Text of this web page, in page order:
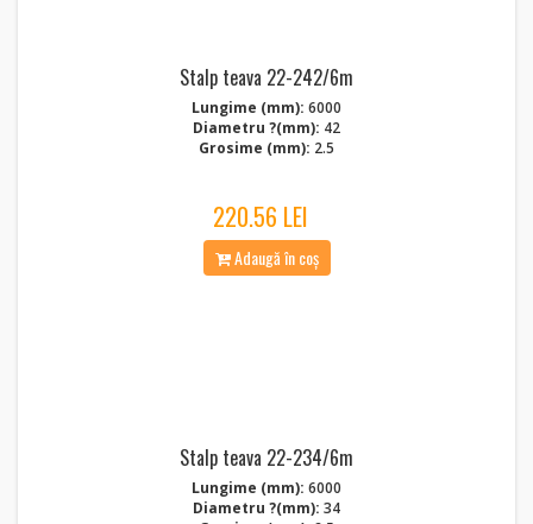
Stalp teava 22-242/6m
Lungime (mm): 6000
Diametru ?(mm): 42
Grosime (mm): 2.5
220.56 LEI
Adaugă în coș
Stalp teava 22-234/6m
Lungime (mm): 6000
Diametru ?(mm): 34